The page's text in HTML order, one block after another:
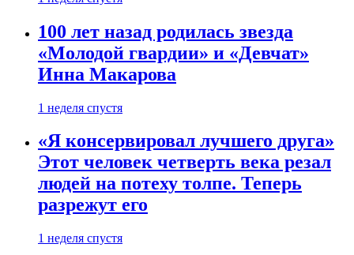
100 лет назад родилась звезда
«Молодой гвардии» и «Девчат»
Инна Макарова
1 неделя спустя
«Я консервировал лучшего друга»
Этот человек четверть века резал
людей на потеху толпе. Теперь
разрежут его
1 неделя спустя